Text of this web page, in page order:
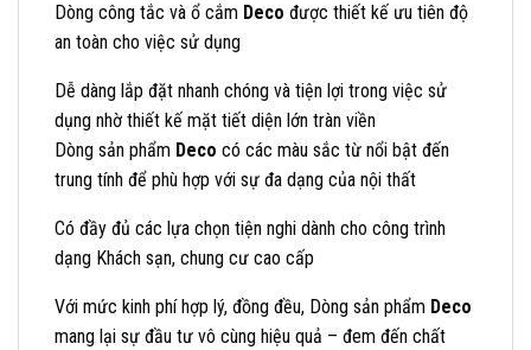
Dòng công tắc và ổ cắm Deco được thiết kế ưu tiên độ
an toàn cho việc sử dụng
Dễ dàng lắp đặt nhanh chóng và tiện lợi trong việc sử
dụng nhờ thiết kế mặt tiết diện lớn tràn viền
Dòng sản phẩm Deco có các màu sắc từ nổi bật đến
trung tính để phù hợp với sự đa dạng của nội thất
Có đầy đủ các lựa chọn tiện nghi dành cho công trình
dạng Khách sạn, chung cư cao cấp
Với mức kinh phí hợp lý, đồng đều, Dòng sản phẩm Deco
mang lại sự đầu tư vô cùng hiệu quả – đem đến chất